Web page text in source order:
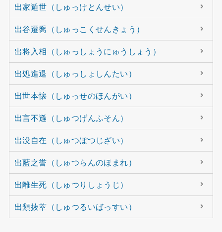
出家遁世（しゅっけとんせい）
出谷遷喬（しゅっこくせんきょう）
出将入相（しゅっしょうにゅうしょう）
出処進退（しゅっしょしんたい）
出世本懐（しゅっせのほんがい）
出言不遜（しゅつげんふそん）
出没自在（しゅつぼつじざい）
出藍之誉（しゅつらんのほまれ）
出離生死（しゅつりしょうじ）
出類抜萃（しゅつるいばっすい）